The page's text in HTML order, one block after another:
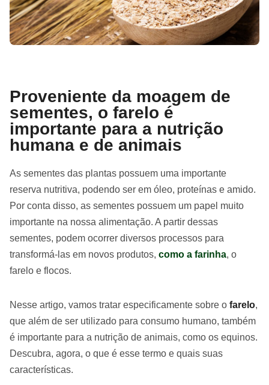
Proveniente da moagem de
sementes, o farelo é
importante para a nutrição
humana e de animais
As sementes das plantas possuem uma importante
reserva nutritiva, podendo ser em óleo, proteínas e amido.
Por conta disso, as sementes possuem um papel muito
importante na nossa alimentação. A partir dessas
sementes, podem ocorrer diversos processos para
transformá-las em novos produtos, como a farinha, o
farelo e flocos.
Nesse artigo, vamos tratar especificamente sobre o farelo,
que além de ser utilizado para consumo humano, também
é importante para a nutrição de animais, como os equinos.
Descubra, agora, o que é esse termo e quais suas
características.